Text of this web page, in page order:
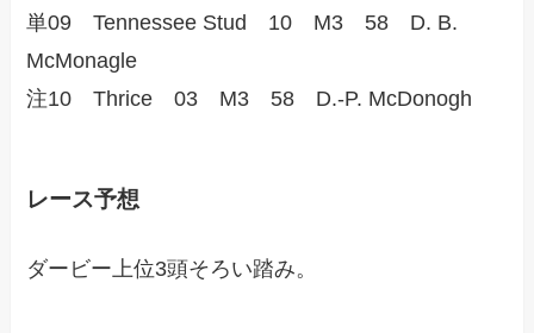
単09 Tennessee Stud 10 M3 58 D. B.
McMonagle
注10 Thrice 03 M3 58 D.-P. McDonogh
レース予想
ダービー上位3頭そろい踏み。